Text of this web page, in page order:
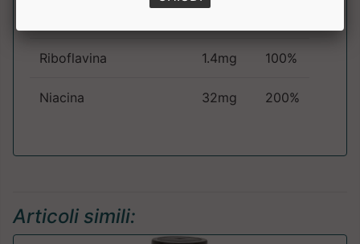
Riboflavina 1.4mg 100%
Niacina 32mg 200%
Articoli simili: